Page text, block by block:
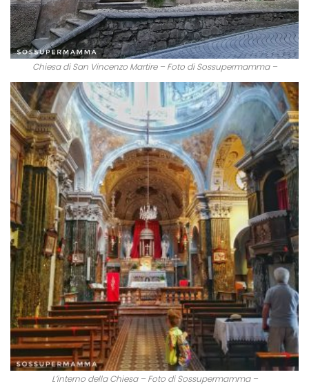
Chiesa di San Vincenzo Martire – Foto di Sossupermamma –
L’interno della Chiesa – Foto di Sossupermamma –